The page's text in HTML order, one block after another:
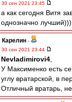
30 сен 2021 23:45
а как сегодня Витя
однозначно лучший)))
Карелин -
30 сен 2021 23:44
Nevladimirovi4
У Максименко есть
углу вратарской, в
Отличный вратарь,